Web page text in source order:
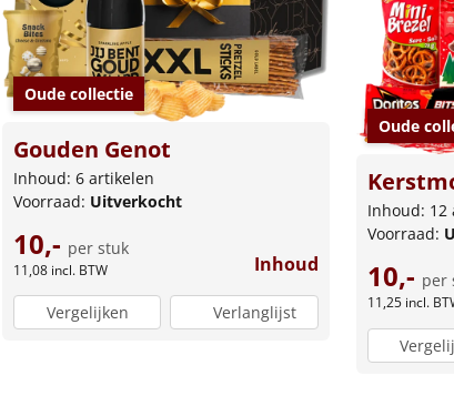
Oude collectie
Gouden Genot
Inhoud: 6 artikelen
Voorraad: Uitverkocht
10,- per stuk
11,08 incl. BTW Inhoud
Vergelijken Verlanglijst
Oude
Inhoud: 12
Voorraad:
10,- per
11,25 incl.